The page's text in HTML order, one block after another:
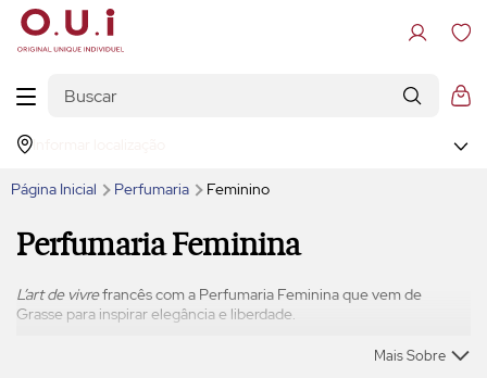
Página Inicial Perfumaria Feminino
Perfumaria Feminina
L’art de vivrefrancês com a Perfumaria Feminina que vem de
Grasse para inspirar elegância e liberdade.
Mais Sobre